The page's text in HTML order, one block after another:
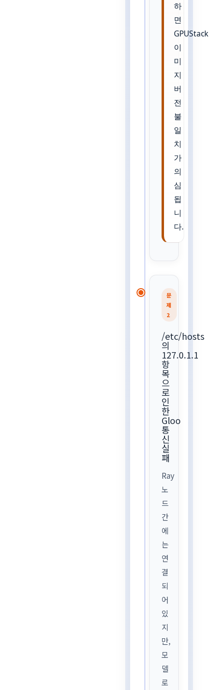
하
면
GPUStack
이
미
지
버
전
불
일
치
가
의
심
됩
니
다.
문
제
2
/etc/hosts
의
127.0.1.1
항
목
으
로
인
한
Gloo
통
신
실
패
Ray
노
드
간
에
는
연
결
되
어
있
지
만,
모
델
로